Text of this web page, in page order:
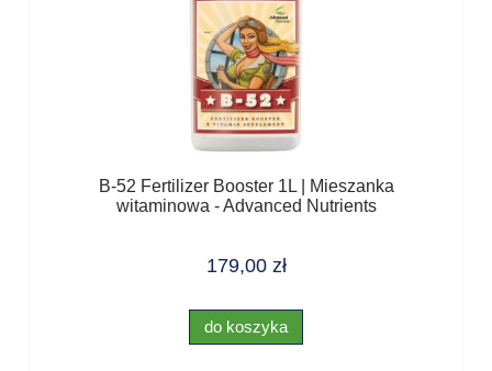
B-52 Fertilizer Booster 1L | Mieszanka
witaminowa - Advanced Nutrients
179,00 zł
do koszyka